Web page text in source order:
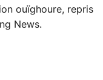
ouïghoure, repris
News.